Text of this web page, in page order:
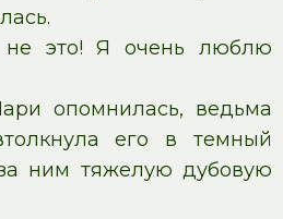
это! Я очень люблю
опомнилась, ведьма
его в темный
ним тяжелую дубовую